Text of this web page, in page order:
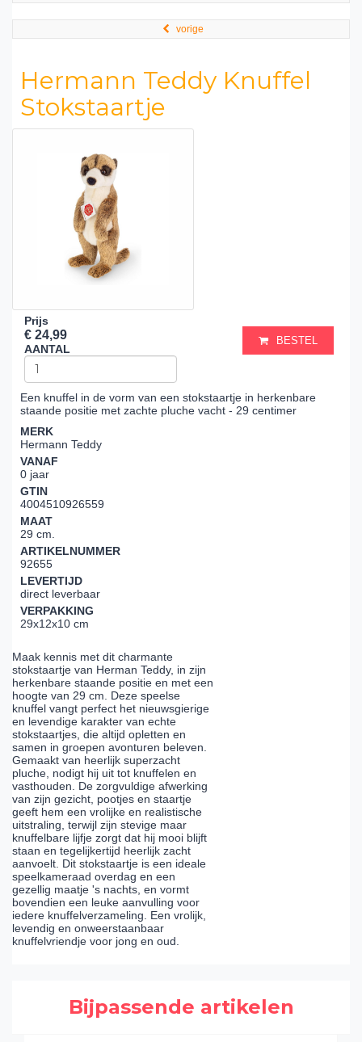
vorige
Hermann Teddy Knuffel
Stokstaartje
Prijs
€ 24,99
AANTAL
BESTEL
Een knuffel in de vorm van een stokstaartje in herkenbare
staande positie met zachte pluche vacht - 29 centimer
MERK
Hermann Teddy
VANAF
0 jaar
GTIN
4004510926559
MAAT
29 cm.
ARTIKELNUMMER
92655
LEVERTIJD
direct leverbaar
VERPAKKING
29x12x10 cm
Maak kennis met dit charmante
stokstaartje van Herman Teddy, in zijn
herkenbare staande positie en met een
hoogte van 29 cm. Deze speelse
knuffel vangt perfect het nieuwsgierige
en levendige karakter van echte
stokstaartjes, die altijd opletten en
samen in groepen avonturen beleven.
Gemaakt van heerlijk superzacht
pluche, nodigt hij uit tot knuffelen en
vasthouden. De zorgvuldige afwerking
van zijn gezicht, pootjes en staartje
geeft hem een vrolijke en realistische
uitstraling, terwijl zijn stevige maar
knuffelbare lijfje zorgt dat hij mooi blijft
staan en tegelijkertijd heerlijk zacht
aanvoelt. Dit stokstaartje is een ideale
speelkameraad overdag en een
gezellig maatje 's nachts, en vormt
bovendien een leuke aanvulling voor
iedere knuffelverzameling. Een vrolijk,
levendig en onweerstaanbaar
knuffelvriendje voor jong en oud.
Bijpassende artikelen